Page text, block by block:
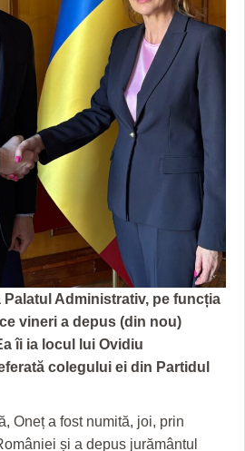
LA Z
Palatul Administrativ, pe funcția
vineri a depus (din nou)
îi ia locul lui Ovidiu
colegului ei din Partidul
Oneț a fost numită, joi, prin
și a depus jurământul